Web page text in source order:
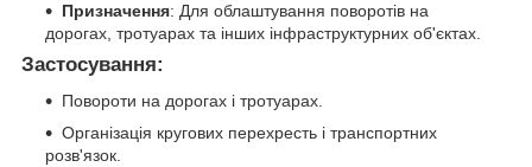
Призначення: Для облаштування поворотів на
дорогах, тротуарах та інших інфраструктурних об'єктах.
Застосування:
Повороти на дорогах і тротуарах.
Організація кругових перехресть і транспортних
розв'язок.